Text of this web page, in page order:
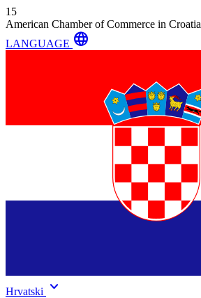
15
American Chamber of Commerce in Croatia
LANGUAGE language
Hrvatski keyboard_arrow_down